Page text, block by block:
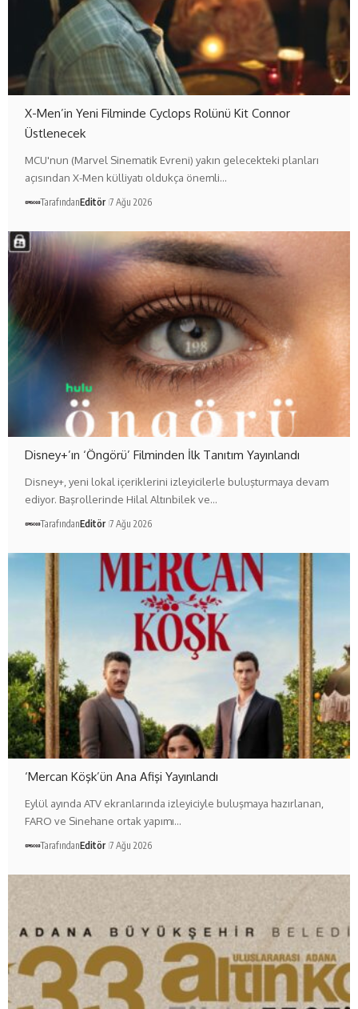
X-Men’in Yeni Filminde Cyclops Rolünü Kit Connor
Üstlenecek
MCU'nun (Marvel Sinematik Evreni) yakın gelecekteki planları
açısından X-Men külliyatı oldukça önemli…
TarafındanEditör 7 Ağu 2026
Disney+’ın ‘Öngörü’ Filminden İlk Tanıtım Yayınlandı
Disney+, yeni lokal içeriklerini izleyicilerle buluşturmaya devam
ediyor. Başrollerinde Hilal Altınbilek ve…
TarafındanEditör 7 Ağu 2026
‘Mercan Köşk’ün Ana Afişi Yayınlandı
Eylül ayında ATV ekranlarında izleyiciyle buluşmaya hazırlanan,
FARO ve Sinehane ortak yapımı…
TarafındanEditör 7 Ağu 2026